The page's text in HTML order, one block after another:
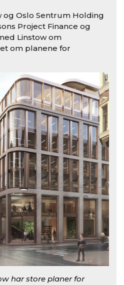
og Oslo Sentrum Holding
Project Finance og
Linstow om
om planene for
har store planer for